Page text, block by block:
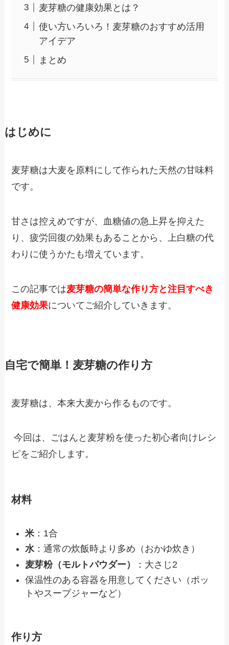
麦芽糖の健康効果とは？
使い方いろいろ！麦芽糖のおすすめ活用
アイデア
まとめ
はじめに
麦芽糖は大麦を原料にして作られた天然の甘味料
です。
甘さは控えめですが、血糖値の急上昇を抑えた
り、疲労回復の効果もあることから、上白糖の代
わりに使うかたも増えています。
この記事では麦芽糖の簡単な作り方と注目すべき
健康効果についてご紹介していきます。
自宅で簡単！麦芽糖の作り方
麦芽糖は、本来大麦から作るものです。
今回は、ごはんと麦芽粉を使った初心者向けレシ
ピをご紹介します。
材料
米 ：1合
水 ：通常の炊飯時より多め（おかゆ炊き）
麦芽粉（モルトパウダー）
：大さじ2
保温性のある容器を用意してください（ポッ
トやスープジャーなど）
作り方